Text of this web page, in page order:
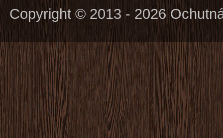
Copyright © 2013 - 2026